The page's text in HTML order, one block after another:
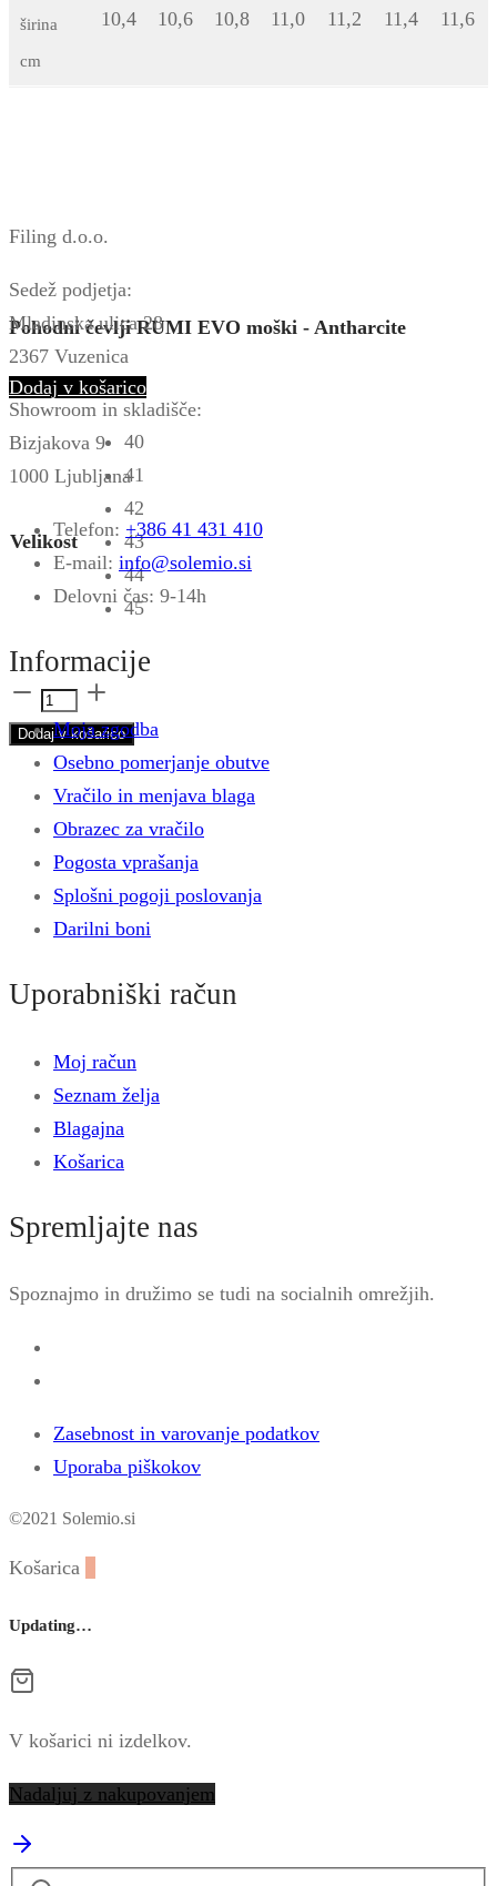
širina
cm
10,4 10,6 10,8 11,0 11,2 11,4 11,6
Pohodni čevlji RUMI EVO moški - Antharcite
Dodaj v košarico
Velikost
40
41
42
43
44
45
Pohodni
čevlji
RUMI
EVO
moški
Antharcite
količina
Dodaj v košarico
Filing d.o.o.
Sedež podjetja:
Mladinska ulica 28
2367 Vuzenica
Showroom in skladišče:
Bizjakova 9
1000 Ljubljana
Telefon: +386 41 431 410
E-mail: info@solemio.si
Delovni čas: 9-14h
Informacije
Moja zgodba
Osebno pomerjanje obutve
Vračilo in menjava blaga
Obrazec za vračilo
Pogosta vprašanja
Splošni pogoji poslovanja
Darilni boni
Uporabniški račun
Moj račun
Seznam želja
Blagajna
Košarica
Spremljajte nas
Spoznajmo in družimo se tudi na socialnih omrežjih.
Zasebnost in varovanje podatkov
Uporaba piškokov
©2021 Solemio.si
Košarica
Updating…
V košarici ni izdelkov.
Nadaljuj z nakupovanjem